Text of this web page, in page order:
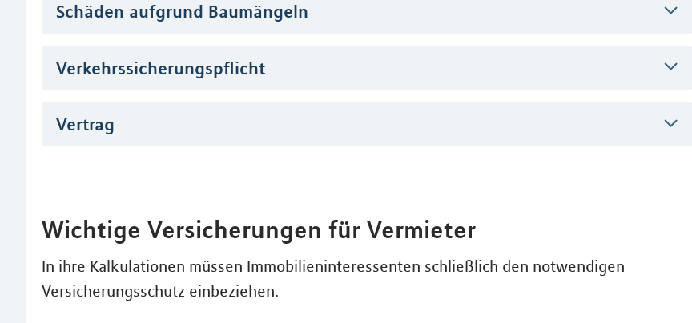
Schäden aufgrund Baumängeln
Verkehrssicherungspflicht
Vertrag
Wichtige Versicherungen für Vermieter
In ihre Kalkulationen müssen Immobilieninteressenten schließlich den notwendigen
Versicherungsschutz einbeziehen.